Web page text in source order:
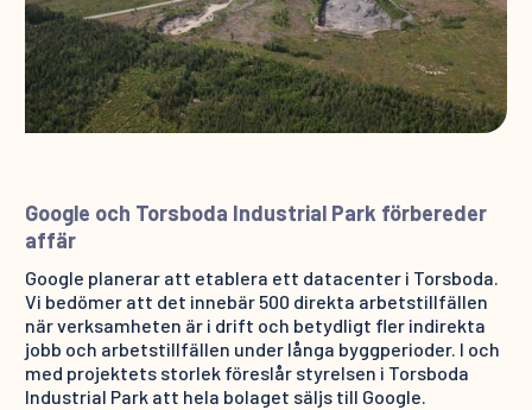
Google och Torsboda Industrial Park förbereder
affär
Google planerar att etablera ett datacenter i Torsboda.
Vi bedömer att det innebär 500 direkta arbetstillfällen
när verksamheten är i drift och betydligt fler indirekta
jobb och arbetstillfällen under långa byggperioder. I och
med projektets storlek föreslår styrelsen i Torsboda
Industrial Park att hela bolaget säljs till Google.